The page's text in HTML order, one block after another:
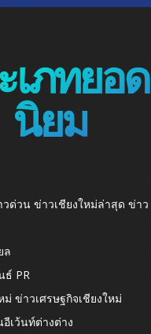
เภทยอด
นิยม
ด่วน ข่าวเชียงใหม่ล่าสุด ข่าว
ล
PR
ม่ ข่าวเศรษฐกิจเชียงใหม่
เว้นท์ต่างต่าง